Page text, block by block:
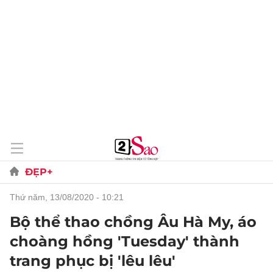
ĐẸP+
thứ năm, 13/08/2020 - 10:21
Bộ thể thao chồng Âu Hà My, áo
choàng hồng 'Tuesday' thành
trang phục bị 'lêu lêu'